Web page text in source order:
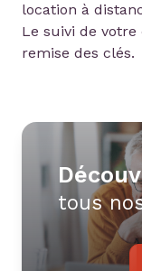
tous
location à
Le suivi de
remise des clés.